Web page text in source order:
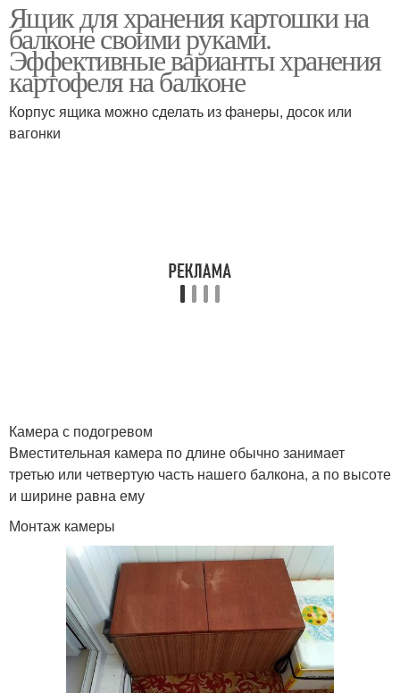
Ящик в погреб Ящик под картошку
Ящик для картофеля
Ящик для хранения картошки на
балконе своими руками.
Эффективные варианты хранения
картофеля на балконе
Корпус ящика можно сделать из фанеры, досок или
вагонки
Камера с подогревом
Вместительная камера по длине обычно занимает
третью или четвертую часть нашего балкона, а по высоте
и ширине равна ему
Монтаж камеры